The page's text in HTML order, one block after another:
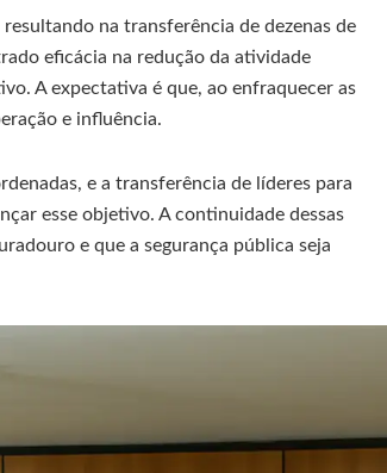
na transferência de dezenas de
eficácia na redução da atividade
A expectativa é que, ao enfraquecer as
e influência.
e a transferência de líderes para
esse objetivo. A continuidade dessas
e que a segurança pública seja